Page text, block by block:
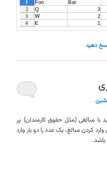
دهید
مبالغی (مثل حقوق کارمندان) پر
کردن مبالغ، یک عدد را دو بار وارد
باشد.